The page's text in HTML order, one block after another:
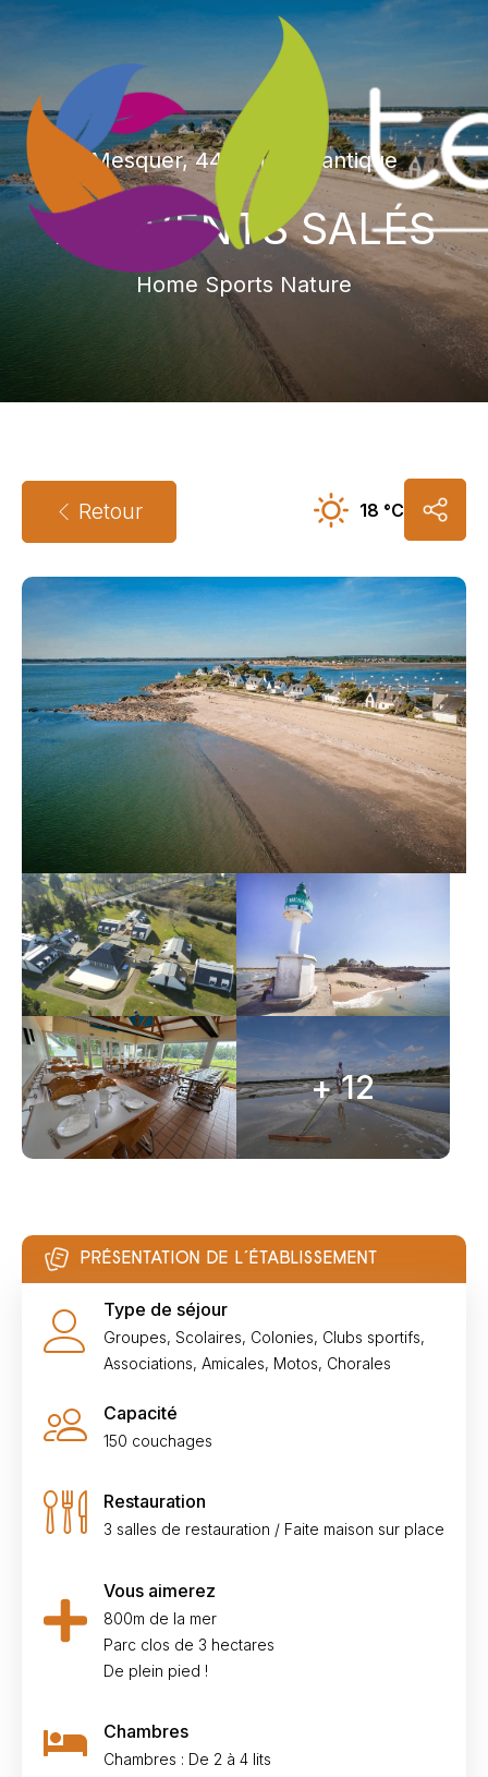
Mesquer, 44, Loire-Atlantique
LES VENTS SALÉS
Home Sports Nature
Retour 18 °C
+ 12
PRÉSENTATION DE L’ÉTABLISSEMENT
Type de séjour
Groupes, Scolaires, Colonies, Clubs sportifs,
Associations, Amicales, Motos, Chorales
Capacité
150 couchages
Restauration
3 salles de restauration / Faite maison sur place
Vous aimerez
800m de la mer
Parc clos de 3 hectares
De plein pied !
Chambres
Chambres : De 2 à 4 lits